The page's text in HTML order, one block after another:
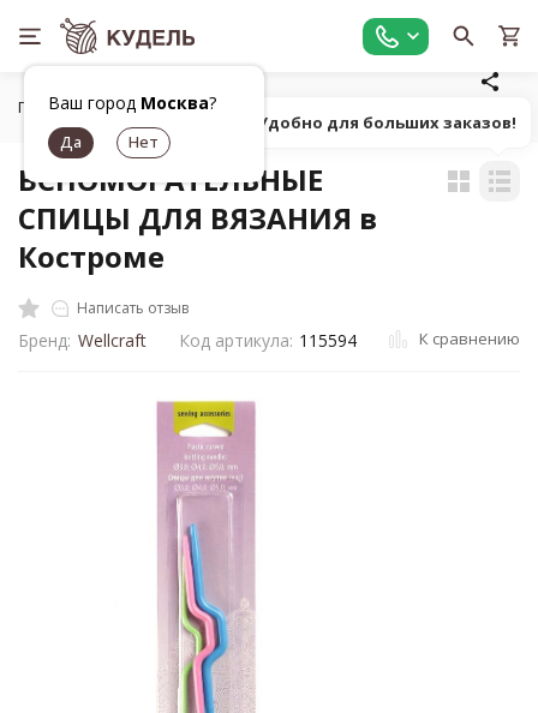
Ваш город Москва?
Главная Все для вязания
ВСПОМОГАТЕЛЬНЫЕ
СПИЦЫ ДЛЯ ВЯЗАНИЯ в
Костроме
Написать отзыв
Бренд: Wellcraft Код артикула: 115594 К сравнению
Попробуй! Удобно для больших заказов!